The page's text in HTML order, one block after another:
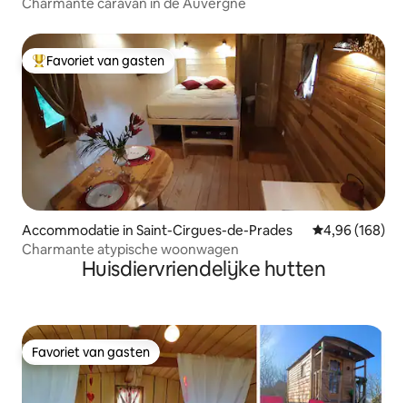
Charmante caravan in de Auvergne
Topfavoriet van gasten
Favoriet van gasten
Accommodatie in Saint-Cirgues-de-Prades Gemiddelde
4,96 (168)
Charmante atypische woonwagen
Huisdiervriendelijke hutten
Favoriet van gasten
Favoriet van gasten